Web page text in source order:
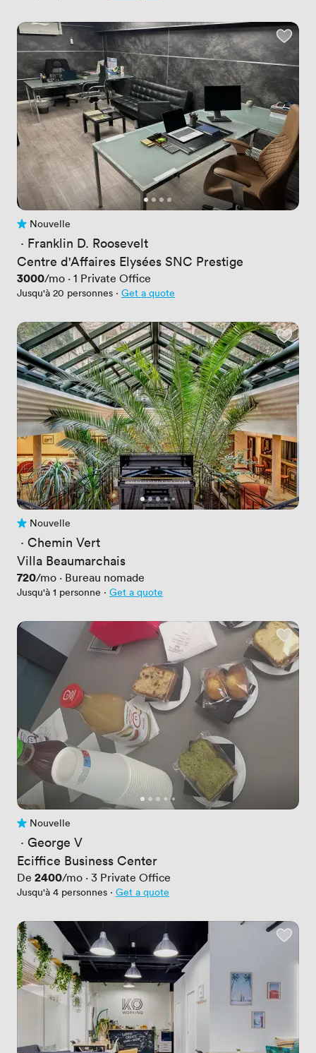
Pas encore d'avis
Nouvelle
· Franklin D. Roosevelt
Centre d'Affaires Elysées SNC Prestige
Prix
3000/mo · 1 Private Office
Jusqu'à 20 personnes · Get a quote
Pas encore d'avis
Nouvelle
· Chemin Vert
Villa Beaumarchais
Prix
720/mo · Bureau nomade
Jusqu'à 1 personne · Get a quote
Pas encore d'avis
Nouvelle
· George V
Eciffice Business Center
De Prix
2400/mo · 3 Private Office
Jusqu'à 4 personnes · Get a quote